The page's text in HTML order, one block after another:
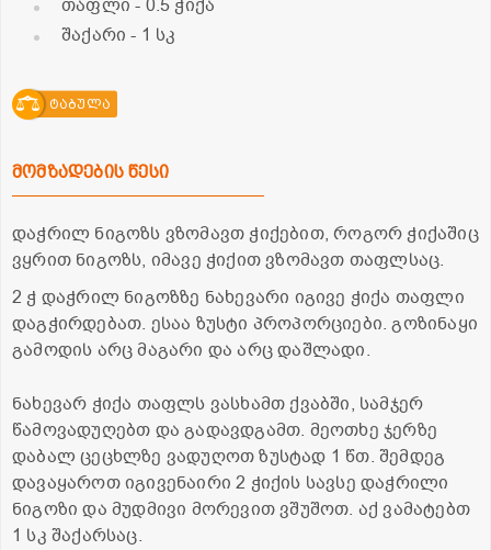
თაფლი- 0.5 ჭიქა
შაქარი- 1 სკ
ტაბულა
მომზადების წესი
დაჭრილ ნიგოზს ვზომავთ ჭიქებით, როგორ ჭიქაშიც
ვყრით ნიგოზს, იმავე ჭიქით ვზომავთ თაფლსაც.
2 ჭ დაჭრილ ნიგოზზე ნახევარი იგივე ჭიქა თაფლი
დაგჭირდებათ. ესაა ზუსტი პროპორციები. გოზინაყი
გამოდის არც მაგარი და არც დაშლადი.
ნახევარ ჭიქა თაფლს ვასხამთ ქვაბში, სამჯერ
წამოვადუღებთ და გადავდგამთ. მეოთხე ჯერზე
დაბალ ცეცხლზე ვადუღოთ ზუსტად 1 წთ. შემდეგ
დავაყაროთ იგივენაირი 2 ჭიქის სავსე დაჭრილი
ნიგოზი და მუდმივი მორევით ვშუშოთ. აქ ვამატებთ
1 სკ შაქარსაც.